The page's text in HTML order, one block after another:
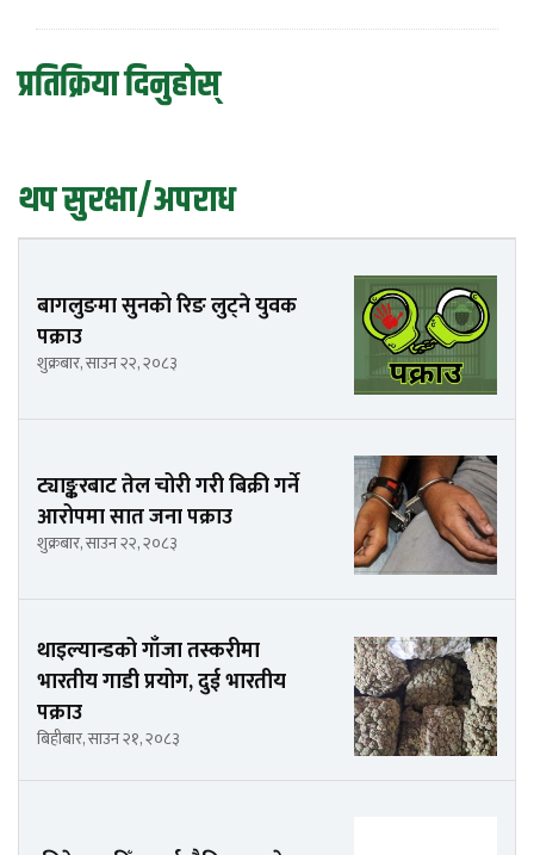
प्रतिक्रिया दिनुहोस्
थप सुरक्षा/अपराध
बागलुङमा सुनको रिङ लुट्ने युवक
पक्राउ
शुक्रबार, साउन २२, २०८३
ट्याङ्करबाट तेल चोरी गरी बिक्री गर्ने
आरोपमा सात जना पक्राउ
शुक्रबार, साउन २२, २०८३
थाइल्यान्डको गाँजा तस्करीमा
भारतीय गाडी प्रयोग, दुई भारतीय
पक्राउ
बिहीबार, साउन २१, २०८३